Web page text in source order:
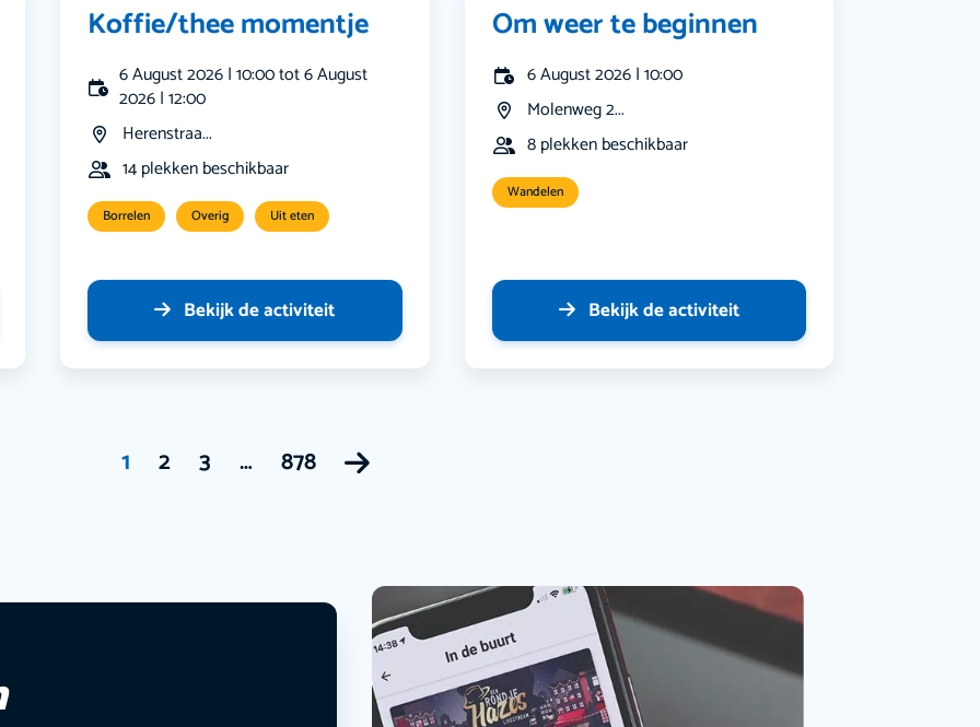
Koffie/thee momentje
6 August 2026 | 10:00 tot 6 August
2026 | 12:00
Herenstraa...
14 plekken beschikbaar
Borrelen Overig Uit eten
Bekijk de activiteit
Om weer te beginnen
6 August 2026 | 10:00
Molenweg 2...
8 plekken beschikbaar
Wandelen
Bekijk de activiteit
1 2 3 … 878